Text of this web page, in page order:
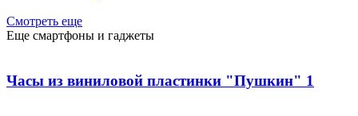
Смотреть еще
Еще смартфоны и гаджеты
Часы из виниловой пластинки "Пушкин" 1